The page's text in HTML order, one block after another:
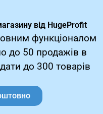
від HugeProfit
функціоналом
до 50 продажів в
до 300 товарів